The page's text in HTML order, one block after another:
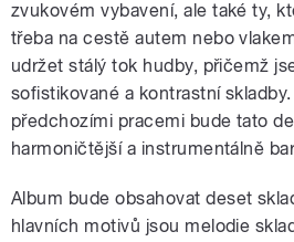
zvukovém vybavení, ale také ty,
třeba na cestě autem nebo
udržet stálý tok hudby, přičemž
sofistikované a kontrastní
předchozími pracemi bude tato
harmoničtější a instrumentálně
Album bude obsahovat deset
hlavních motivů jsou melodie